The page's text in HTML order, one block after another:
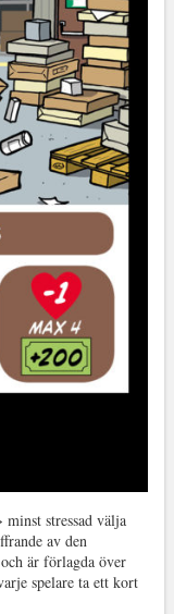
stressad välja
av den
är förlagda över
spelare ta ett kort